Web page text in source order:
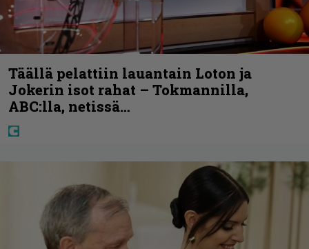
Täällä pelattiin lauantain Loton ja
Jokerin isot rahat – Tokmannilla,
ABC:lla, netissä…